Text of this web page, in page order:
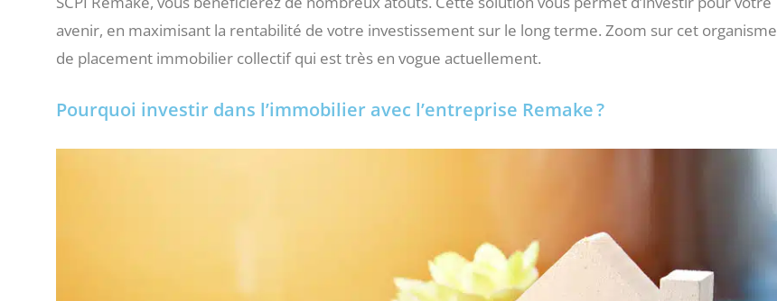
avenir, en maximisant la rentabilité de votre investissement sur le long terme. Zoom sur cet organisme
de placement immobilier collectif qui est très en vogue actuellement.
Pourquoi investir dans l’immobilier avec l’entreprise Remake ?